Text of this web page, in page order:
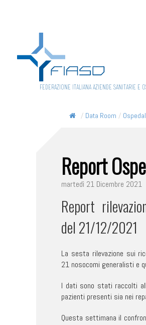
FEDERAZIONE ITALIANA AZIENDE SANITARIE E
/ Data Room /
Report
martedì 21 Dicembre 2021
Report
del 21/12/2021
La sesta rilevazione sui
21 nosocomi generalisti e
I dati sono stati raccolti
pazienti presenti sia nei
Questa settimana il